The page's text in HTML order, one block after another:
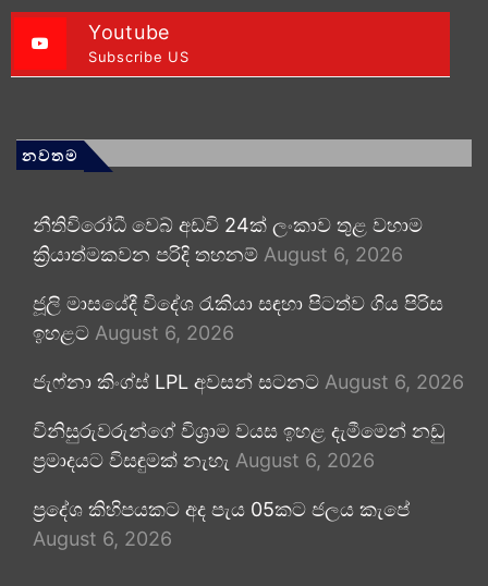
Youtube
Subscribe US
නවතම
නීතිවිරෝධී වෙබ් අඩවි 24ක් ලංකාව තුළ වහාම
ක්‍රියාත්මකවන පරිදි තහනම් August 6, 2026
ජූලි මාසයේදී විදේශ රැකියා සඳහා පිටත්ව ගිය පිරිස
ඉහළට August 6, 2026
ජැෆ්නා කිංග්ස් LPL අවසන් සටනට August 6, 2026
විනිසුරුවරුන්ගේ විශ්‍රාම වයස ඉහළ දැමීමෙන් නඩු
ප්‍රමාදයට විසඳුමක් නැහැ August 6, 2026
ප්‍රදේශ කිහිපයකට අද පැය 05කට ජලය කැපේ
August 6, 2026